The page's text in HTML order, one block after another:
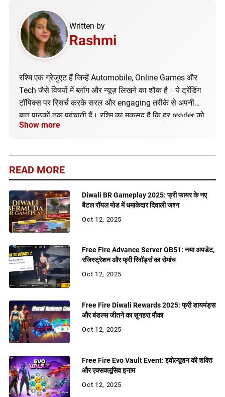
Written by
Rashmi
रश्मि एक ग्रेजुएट हैं जिन्हें Automobile, Online Games और
Tech जैसे विषयों में ब्लॉग और न्यूज़ लिखने का शौक है। ये ट्रेंडिंग
टॉपिक्स पर रिसर्च करके सरल और engaging तरीके से अपनी
बात पाठकों तक पहुंचाती हैं। रश्मि का मकसद है कि हर reader को
सही और अपडेटेड जानकारी मिले।
Show more
READ MORE
Diwali BR Gameplay 2025: फ्री फायर के नए
बैटल रॉयल मोड में धमाकेदार दिवाली जश्न
Oct 12, 2025
Free Fire Advance Server OB51: नया अपडेट,
रजिस्ट्रेशन और फ्री रिवॉर्ड्स का रोमांच
Oct 12, 2025
Free Fire Diwali Rewards 2025: फ्री डायमंड्स
और बंडल्स जीतने का सुनहरा मौका
Oct 12, 2025
Free Fire Evo Vault Event: इवोल्यूशन की शक्ति
और एक्सक्लूसिव इनाम
Oct 12, 2025